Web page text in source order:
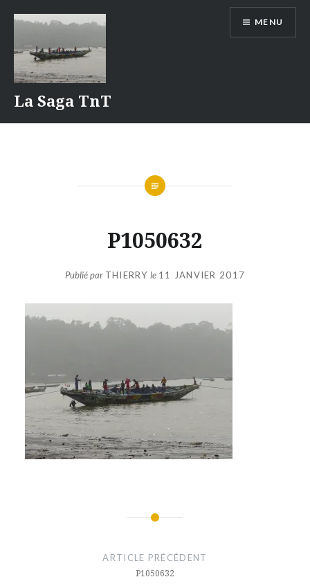
contenu
La Saga TnT
MENU
P1050632
Publié par THIERRY le 11 JANVIER 2017
ARTICLE PRÉCÉDENT
P1050632